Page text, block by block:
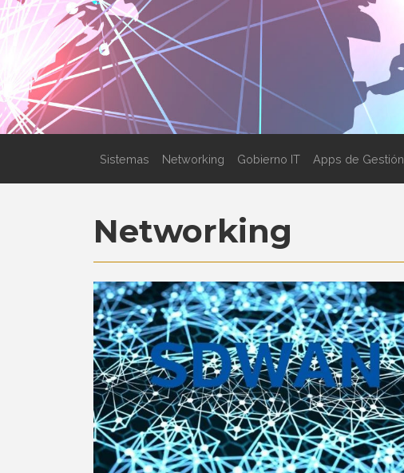
Sistemas Networking Gobierno IT Apps de Gestión
Networking